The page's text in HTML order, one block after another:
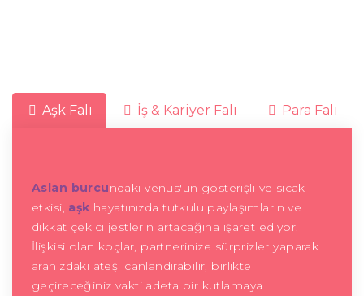
Aşk Falı İş & Kariyer Falı Para Falı
Aslan burcundaki venüs'ün gösterişli ve sıcak
etkisi, aşk hayatınızda tutkulu paylaşımların ve
dikkat çekici jestlerin artacağına işaret ediyor.
İlişkisi olan koçlar, partnerinize sürprizler yaparak
aranızdaki ateşi canlandırabilir, birlikte
geçireceğiniz vakti adeta bir kutlamaya